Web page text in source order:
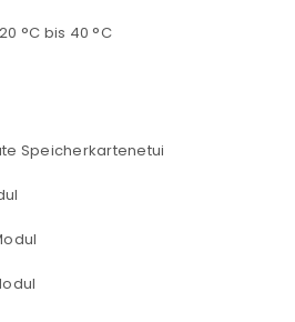
°C bis 40 °C
Speicherkartenetui